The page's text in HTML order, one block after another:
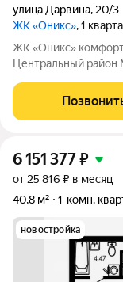
улица Дарвина, 20/3
ЖК «Оникс», 1
ЖК «Оникс» комфорт в Центральном районе ул. Дарвина
Центральный район Монолит, 9 этажей комфорт Сдача: IV кв.
с Ботаническим
Закрытый двор без
6 151 377₽
от 25 816 ₽ в месяц
40,8 м²
1-комн.
новостройка